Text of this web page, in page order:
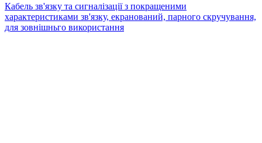
Кабель зв'язку та сигналізації з покращеними
характеристиками зв'язку, екранований, парного скручування,
для зовнішньго використання